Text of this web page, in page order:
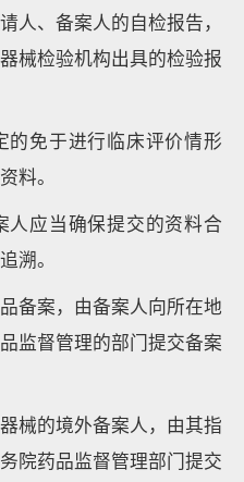
人、备案人的自检报告，
械检验机构出具的检验报
免于进行临床评价情形
料。
人应当确保提交的资料合
溯。
备案，由备案人向所在地
监督管理的部门提交备案
械的境外备案人，由其指
院药品监督管理部门提交